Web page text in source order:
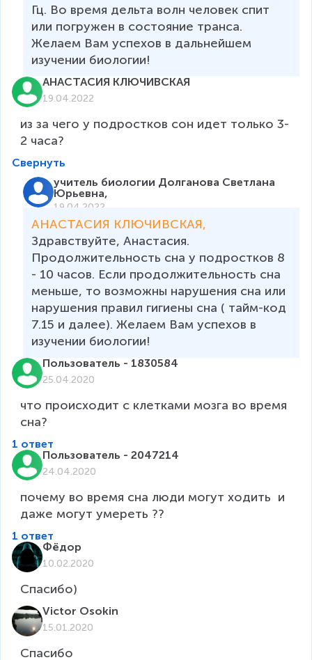
Гц. Во время дельта волн человек спит
или погружен в состояние транса.
Желаем Вам успехов в дальнейшем
изучении биологии!
АНАСТАСИЯ КЛЮЧИВСКАЯ
19.04.2022
из за чего у подростков сон идет только 3-
2 часа?
Свернуть
учитель биологии Долганова Светлана
Юрьевна,
19.04.2022
АНАСТАСИЯ КЛЮЧИВСКАЯ,
Здравствуйте, Анастасия.
Продолжительность сна у подростков 8
- 10 часов. Если продолжительность сна
меньше, то возможны нарушения сна или
нарушения правил гигиены сна ( тайм-код
7.15 и далее). Желаем Вам успехов в
изучении биологии!
Пользователь - 1830584
25.04.2020
что происходит с клетками мозга во время
1 ответ
Пользователь - 2047214
24.04.2020
почему во время сна люди могут ходить  и
даже могут умереть ??
1 ответ
Фёдор
10.02.2020
Спасибо)
Victor Osokin
15.01.2020
Спасибо